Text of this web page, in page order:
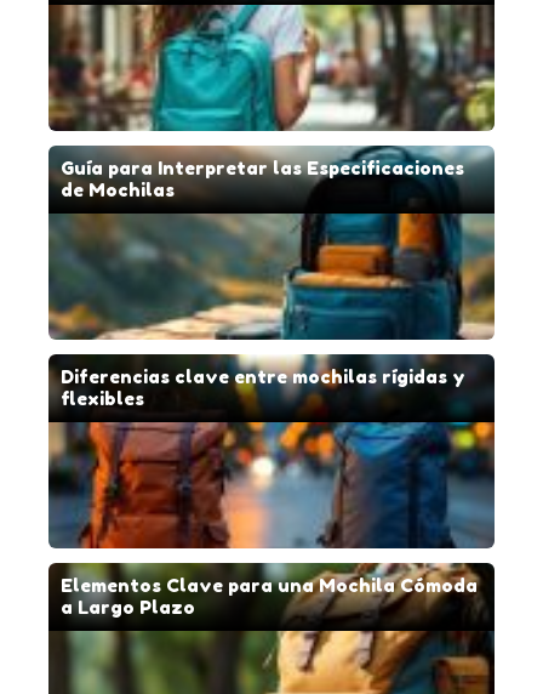
Guía para Interpretar las Especificaciones
de Mochilas
Diferencias clave entre mochilas rígidas y
flexibles
Elementos Clave para una Mochila Cómoda
a Largo Plazo